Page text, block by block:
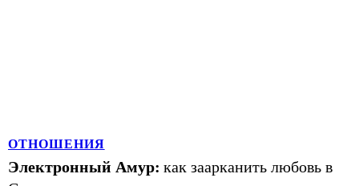
ОТНОШЕНИЯ
Электронный Амур: как заарканить любовь в